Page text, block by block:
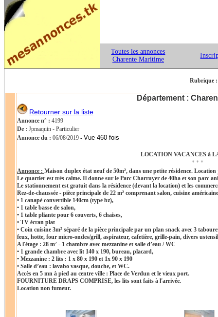
Toutes les annonces
Charente Maritime
Rubrique :
Département :
Retourner sur la liste
Annonce n° : 4199
De : Jpmaquin - Particulier
Annonce du : 06/08/2019 - Vue 460 fois
LOCATION VACANCES à
* * *
Annonce : Maison duplex état neuf de 50m², dans une petite résidence.
Le quartier est très calme. Il donne sur le Parc Charruyer de 40ha et son parc
Le stationnement est gratuit dans la résidence (devant la location) et les
Rez-de-chaussée - pièce principale de 22 m² comprenant salon, cuisine
• 1 canapé convertible 140cm (type bz),
• 1 table basse de salon,
• 1 table pliante pour 6 couverts, 6 chaises,
• TV écran plat
• Coin cuisine 3m² séparé de la pièce principale par un plan snack avec 3
feux, hotte, four micro-ondes/grill, aspirateur, cafetière, grille-pain, divers
A l'étage : 28 m² - 1 chambre avec mezzanine et salle d’eau / WC
• 1 grande chambre avec lit 140 x 190, bureau, placard,
• Mezzanine : 2 lits : 1 x 80 x 190 et 1x 90 x 190
• Salle d’eau : lavabo vasque, douche, et WC.
Accès en 5 mn à pied au centre ville : Place de Verdun et le vieux port.
FOURNITURE DRAPS COMPRISE, les lits sont faits à l'arrivée.
Location non fumeur.